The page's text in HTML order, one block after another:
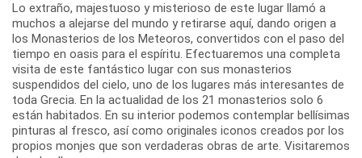
Lo extraño, majestuoso y misterioso de este lugar llamó a
muchos a alejarse del mundo y retirarse aquí, dando origen a
los Monasterios de los Meteoros, convertidos con el paso del
tiempo en oasis para el espíritu. Efectuaremos una completa
visita de este fantástico lugar con sus monasterios
suspendidos del cielo, uno de los lugares más interesantes de
toda Grecia. En la actualidad de los 21 monasterios solo 6
están habitados. En su interior podemos contemplar bellísimas
pinturas al fresco, así como originales iconos creados por los
propios monjes que son verdaderas obras de arte. Visitaremos